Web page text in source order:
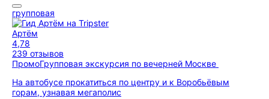
групповая
Артём
4,78
239 отзывов
ПромоГрупповая экскурсия по вечерней Москве
На автобусе прокатиться по центру и к Воробьёвым
горам, узнавая мегаполис